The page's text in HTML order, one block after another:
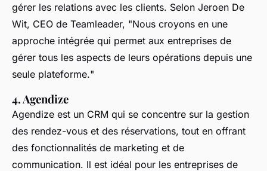
gérer les relations avec les clients. Selon Jeroen De
Wit, CEO de Teamleader, "Nous croyons en une
approche intégrée qui permet aux entreprises de
gérer tous les aspects de leurs opérations depuis une
seule plateforme."
4. Agendize
Agendize est un CRM qui se concentre sur la gestion
des rendez-vous et des réservations, tout en offrant
des fonctionnalités de marketing et de
communication. Il est idéal pour les entreprises de